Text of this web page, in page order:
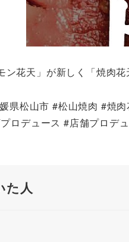
ン花天」が新しく「焼肉
県松山市 #松山焼肉 #焼
ロデュース #店舗プロデ
た人